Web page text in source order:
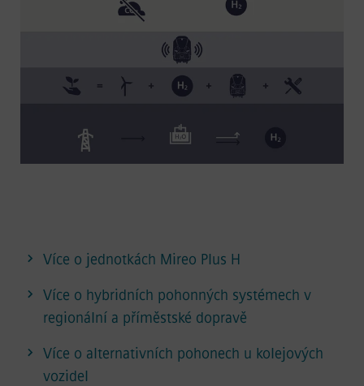
Více o jednotkách Mireo Plus H
Více o hybridních pohonných systémech v
regionální a příměstské dopravě
Více o alternativních pohonech u kolejových
vozidel